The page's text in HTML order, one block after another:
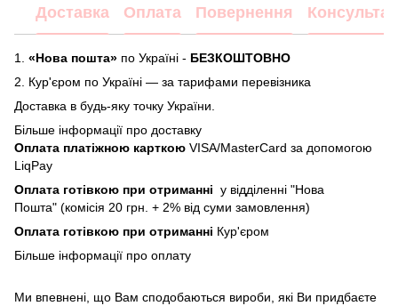
Доставка Оплата Повернення
1. «Нова пошта» по Україні - БЕЗКОШТОВНО
2.
Кур'єром по Україні — за тарифами перевізника
Доставка в будь-яку точку України.
Більше інформації про доставку
Оплата платіжною карткою VISA/MasterCard за допомогою
LiqPay
Оплата готівкою при отриманні у відділенні "Нова
Пошта" (комісія 20 грн. + 2% від суми замовлення)
Оплата готівкою при отриманні Кур'єром
Більше інформації про оплату
Ми впевнені, що Вам сподобаються вироби, які Ви придбаєте